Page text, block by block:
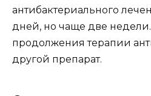
антибактериального
дней, но чаще две
продолжения терапии
другой препарат.